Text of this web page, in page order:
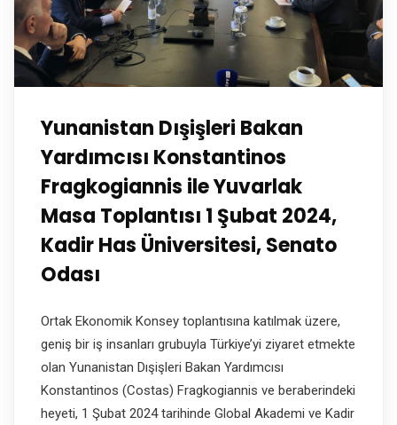
Yunanistan Dışişleri Bakan
Yardımcısı Konstantinos
Fragkogiannis ile Yuvarlak
Masa Toplantısı 1 Şubat 2024,
Kadir Has Üniversitesi, Senato
Odası
Ortak Ekonomik Konsey toplantısına katılmak üzere,
geniş bir iş insanları grubuyla Türkiye’yi ziyaret etmekte
olan Yunanistan Dışişleri Bakan Yardımcısı
Konstantinos (Costas) Fragkogiannis ve beraberindeki
heyeti, 1 Şubat 2024 tarihinde Global Akademi ve Kadir